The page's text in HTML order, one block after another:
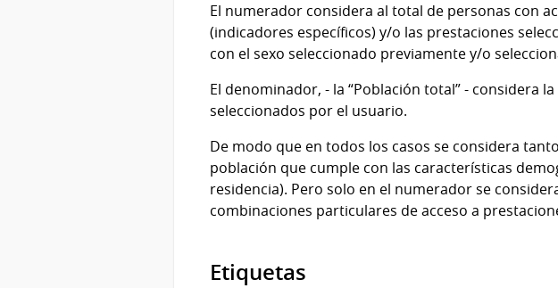
El numerador considera al total de personas con
(indicadores específicos) y/o las prestaciones
con el sexo seleccionado previamente y/o
El denominador, - la “Población total” - considera
seleccionados por el usuario.
De modo que en todos los casos se considera
población que cumple con las características
residencia). Pero solo en el numerador se
combinaciones particulares de acceso a
Etiquetas